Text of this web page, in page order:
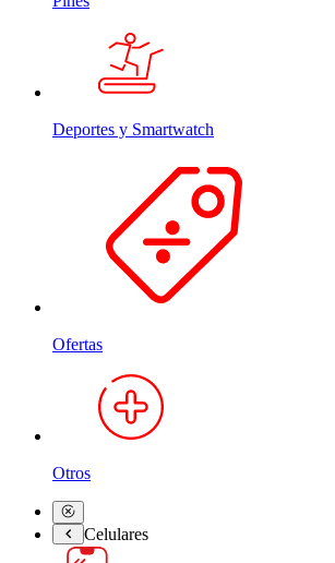
Deportes y Smartwatch
Ofertas
Otros
Celulares